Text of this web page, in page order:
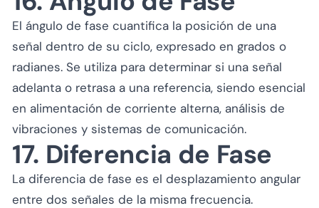
El ángulo de fase cuantifica la posición de una
señal dentro de su ciclo, expresado en grados o
radianes. Se utiliza para determinar si una señal
adelanta o retrasa a una referencia, siendo esencial
en alimentación de corriente alterna, análisis de
vibraciones y sistemas de comunicación.
17. Diferencia de Fase
La diferencia de fase es el desplazamiento angular
entre dos señales de la misma frecuencia.